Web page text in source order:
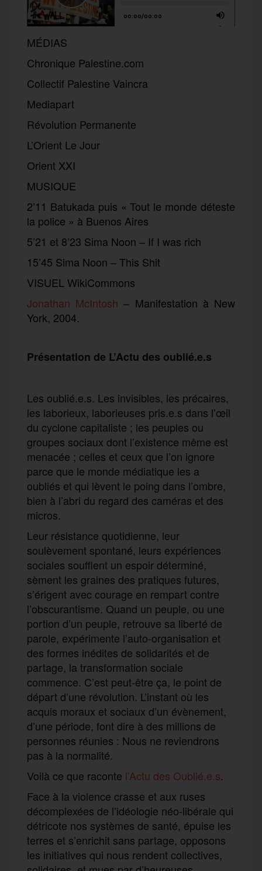
MÉDIAS
Chronique Palestine.com
Collectif Palestine Vaincra
Mediapart
Révolution Permanente
L’Orient Le Jour
Orient XXI
MUSIQUE
2’11 Batukada puis « Tout le monde déteste
la police » à Buenos Aires
5’21 et 8’23 Sima Noon – If I was rich
15’45 Sima Noon – This Shit
VISUEL WikiCommons
Jonathan McIntosh – Manifestation à New
York, 2004.
Présentation de L’Actu des oublié.e.s
Les oublié.e.s. Les invisibles, les précaires,
les laborieux, laborieuses pris.e.s dans l’œil
du cyclone capitaliste ; les peuples ou
groupes sociaux dont l’existence même est
menacée ; celles et ceux que l’on ignore
parce que le monde médiatique les a
oubliés et qui lèvent le poing dans l’ombre,
bien à l’abri du regard des caméras et des
micros.
Leur résistance quotidienne, leur
soulèvement spontané, leurs expériences
sociales soufflent un espoir déterminé,
sèment les graines des pratiques futures,
s’érigent avec courage en rempart contre
l’obscurantisme. Quand un peuple, ou une
portion d’un peuple, retrouve sa liberté de
parole, expérimente l’auto-organisation et
des formes inédites de solidarités et de
partage, la transformation sociale
commence. C’est peut-être ça, le point de
départ d’une révolution. L’instant où les
acquis moraux et sociaux d’un évènement,
d’une période, font dire à des millions de
personnes réunies : Nous ne reviendrons
pas à la normalité.
Voilà ce que raconte l’Actu des Oublié.e.s.
Face à la violence crasse et aux ruses
décomplexées de l’idéologie néo-libérale qui
détricote nos systèmes de santé, épuise les
terres et s’enrichit sans partage, opposons
les initiatives qui nous rendent collectives,